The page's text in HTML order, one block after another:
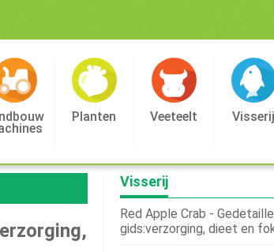
Planten Veeteelt Visserij
Visserij
Red Apple Crab -
gids:verzorging, dieet en